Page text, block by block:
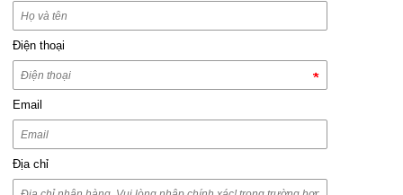
Điện thoại
Email
Địa chỉ